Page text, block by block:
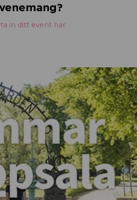
in ditt event här